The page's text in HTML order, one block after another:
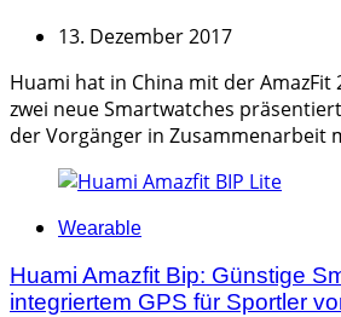
13. Dezember 2017
Huami hat in China mit der AmazFit
zwei neue Smartwatches
der Vorgänger in Zusammenarbeit
Categories
Wearable
Huami Amazfit Bip: Günstige
integriertem GPS für Sportler